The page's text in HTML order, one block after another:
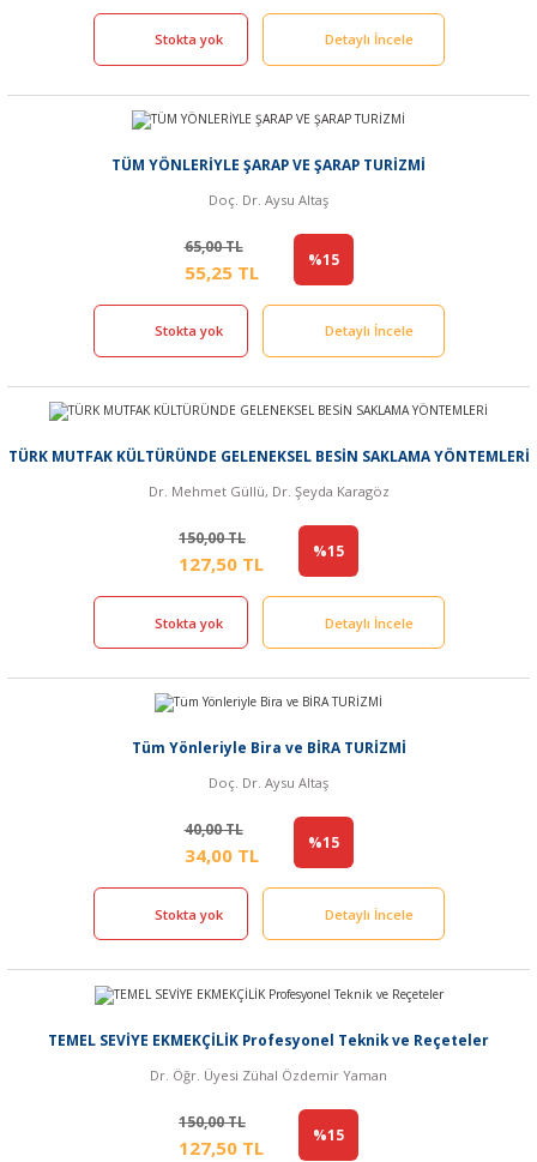
Stokta yok Detaylı İncele
TÜM YÖNLERİYLE ŞARAP VE ŞARAP TURİZMİ
Doç. Dr. Aysu Altaş
65,00 TL
55,25 TL
%15
Stokta yok Detaylı İncele
TÜRK MUTFAK KÜLTÜRÜNDE GELENEKSEL BESİN SAKLAMA YÖNTEMLERİ
Dr. Mehmet Güllü, Dr. Şeyda Karagöz
150,00 TL
127,50 TL
%15
Stokta yok Detaylı İncele
Tüm Yönleriyle Bira ve BİRA TURİZMİ
Doç. Dr. Aysu Altaş
40,00 TL
34,00 TL
%15
Stokta yok Detaylı İncele
TEMEL SEVİYE EKMEKÇİLİK Profesyonel Teknik ve Reçeteler
Dr. Öğr. Üyesi Zühal Özdemir Yaman
150,00 TL
127,50 TL
%15